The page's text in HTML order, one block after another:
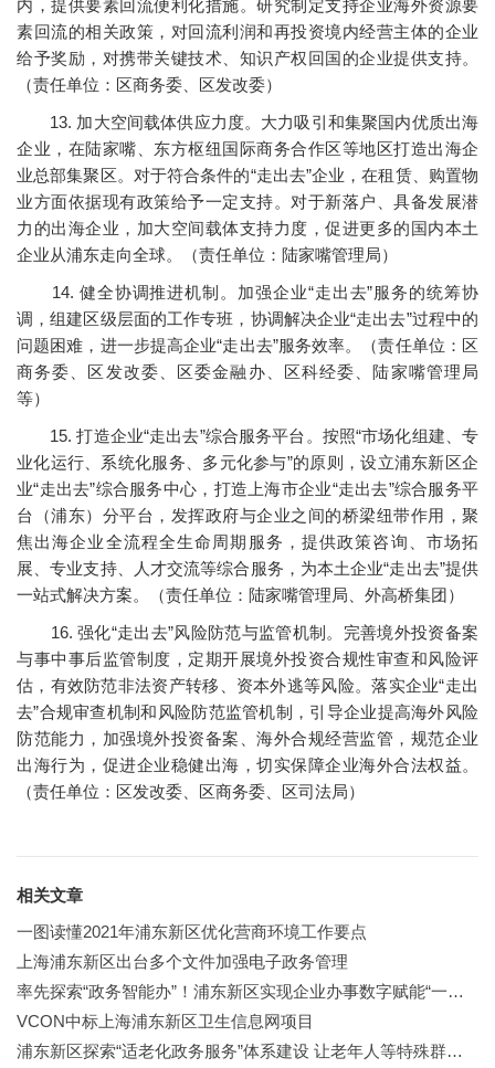
内，提供要素回流便利化措施。研究制定支持企业海外资源要
素回流的相关政策，对回流利润和再投资境内经营主体的企业
给予奖励，对携带关键技术、知识产权回国的企业提供支持。
（责任单位：区商务委、区发改委）
13. 加大空间载体供应力度。大力吸引和集聚国内优质出海
企业，在陆家嘴、东方枢纽国际商务合作区等地区打造出海企
业总部集聚区。对于符合条件的“走出去”企业，在租赁、购置物
业方面依据现有政策给予一定支持。对于新落户、具备发展潜
力的出海企业，加大空间载体支持力度，促进更多的国内本土
企业从浦东走向全球。（责任单位：陆家嘴管理局）
14. 健全协调推进机制。加强企业“走出去”服务的统筹协
调，组建区级层面的工作专班，协调解决企业“走出去”过程中的
问题困难，进一步提高企业“走出去”服务效率。（责任单位：区
商务委、区发改委、区委金融办、区科经委、陆家嘴管理局
等）
15. 打造企业“走出去”综合服务平台。按照“市场化组建、专
业化运行、系统化服务、多元化参与”的原则，设立浦东新区企
业“走出去”综合服务中心，打造上海市企业“走出去”综合服务平
台（浦东）分平台，发挥政府与企业之间的桥梁纽带作用，聚
焦出海企业全流程全生命周期服务，提供政策咨询、市场拓
展、专业支持、人才交流等综合服务，为本土企业“走出去”提供
一站式解决方案。（责任单位：陆家嘴管理局、外高桥集团）
16. 强化“走出去”风险防范与监管机制。完善境外投资备案
与事中事后监管制度，定期开展境外投资合规性审查和风险评
估，有效防范非法资产转移、资本外逃等风险。落实企业“走出
去”合规审查机制和风险防范监管机制，引导企业提高海外风险
防范能力，加强境外投资备案、海外合规经营监管，规范企业
出海行为，促进企业稳健出海，切实保障企业海外合法权益。
（责任单位：区发改委、区商务委、区司法局）
相关文章
一图读懂2021年浦东新区优化营商环境工作要点
上海浦东新区出台多个文件加强电子政务管理
率先探索“政务智能办”！浦东新区实现企业办事数字赋能“一次办成”
VCON中标上海浦东新区卫生信息网项目
浦东新区探索“适老化政务服务”体系建设 让老年人等特殊群体办事无忧